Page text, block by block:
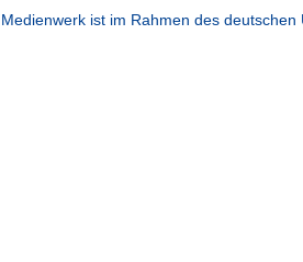
ist im Rahmen des deutschen